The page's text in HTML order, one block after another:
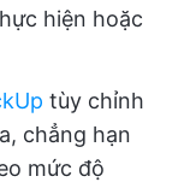
hiện hoặc
tùy chỉnh
chẳng hạn
mức độ